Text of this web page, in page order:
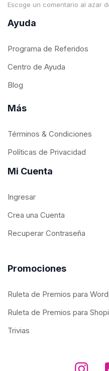
Escoge un comentario al azar
Ayuda
Programa de Referidos
Centro de Ayuda
Blog
Más
Términos & Condiciones
Políticas de Privacidad
Mi Cuenta
Ingresar
Crea una Cuenta
Recuperar Contraseña
Promociones
Ruleta de Premios para
Ruleta de Premios para
Trivias